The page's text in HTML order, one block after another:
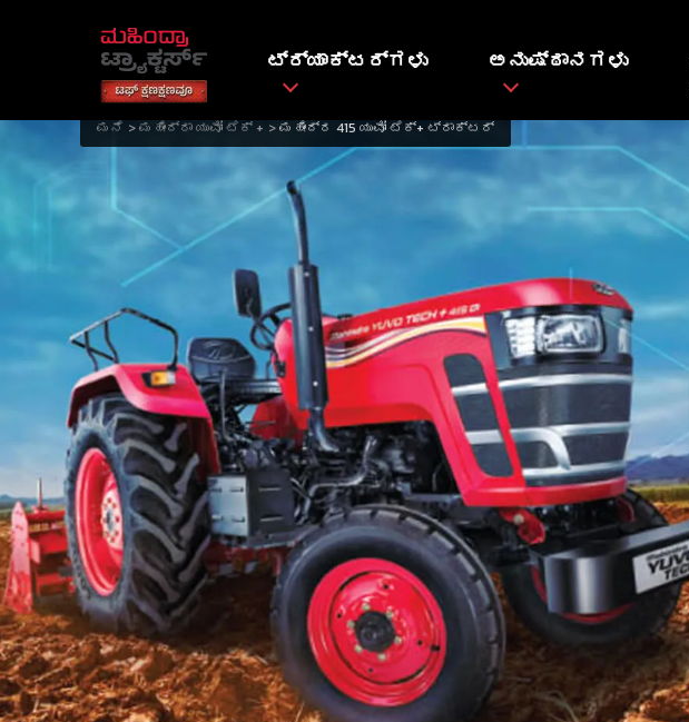
ಟ್ರ್ಯಾಕ್ಟರ್ಗಳು ಅನುಷ್ಠಾನಗಳು
ಮನೆ ಮಹೀಂದ್ರಾ ಯುವೋ ಟೆಕ್ + ಮಹೀಂದ್ರ 415 ಯುವೋ ಟೆಕ್+ ಟ್ರಾಕ್ಟರ್